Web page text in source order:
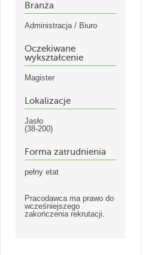
Branża
Administracja / Biuro
Oczekiwane
wykształcenie
Magister
Lokalizacje
Jasło
(38-200)
Forma zatrudnienia
pełny etat
Pracodawca ma prawo do
wcześniejszego
zakończenia rekrutacji.